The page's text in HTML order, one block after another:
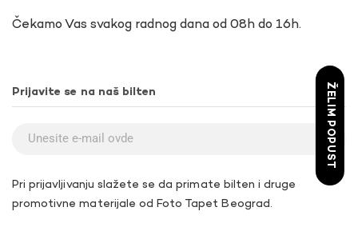
Čekamo Vas svakog radnog dana od 08h do 16h.
Prijavite se na naš bilten
Pri prijavljivanju slažete se da primate bilten i druge
promotivne materijale od Foto Tapet Beograd.
ŽELIM POPUST